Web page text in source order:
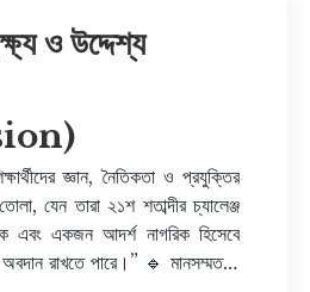
ও উদ্দেশ্য
যেন তারা ২১শ শতাব্দীর চ্যালেঞ্জ
এবং একজন আদর্শ নাগরিক হিসেবে
পারে।” 🔹 মানসম্মত ও